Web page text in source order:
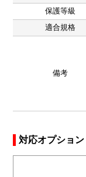
保護等級
適合規格
備考
対応オプション